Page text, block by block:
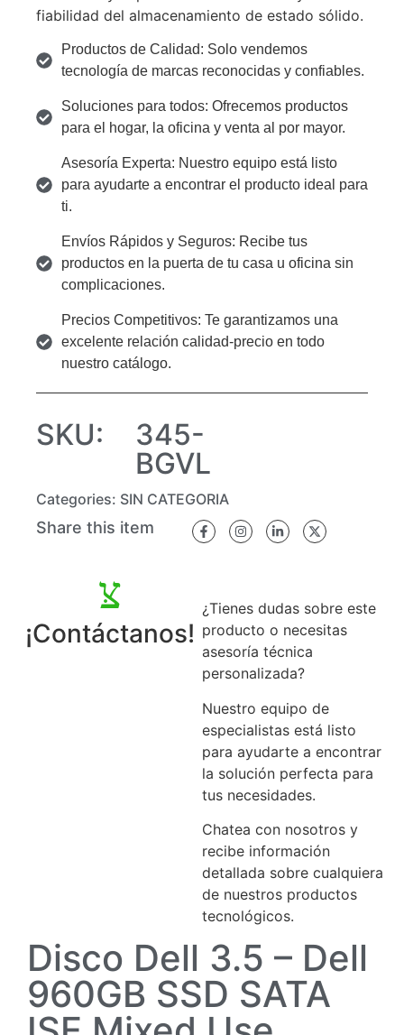
¡Contáctanos!
¿Tienes dudas sobre este
producto o necesitas
asesoría técnica
personalizada?
Nuestro equipo de
especialistas está listo
para ayudarte a encontrar
la solución perfecta para
tus necesidades.
Chatea con nosotros y
recibe información
detallada sobre cualquiera
de nuestros productos
tecnológicos.
Disco Dell 3.5 – Dell
960GB SSD SATA
fiabilidad del almacenamiento de estado sólido.
Productos de Calidad: Solo vendemos
tecnología de marcas reconocidas y confiables.
Soluciones para todos: Ofrecemos productos
para el hogar, la oficina y venta al por mayor.
Asesoría Experta: Nuestro equipo está listo
para ayudarte a encontrar el producto ideal para
ti.
Envíos Rápidos y Seguros: Recibe tus
productos en la puerta de tu casa u oficina sin
complicaciones.
Precios Competitivos: Te garantizamos una
excelente relación calidad-precio en todo
nuestro catálogo.
SKU:
345-
BGVL
Categories: SIN CATEGORIA
Share this item